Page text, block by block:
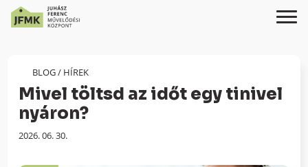
Content
navigációhoz
BLOG/ HÍREK
Mivel töltsd az időt egy tinivel
nyáron?
Megjelenés
2026. 06. 30.